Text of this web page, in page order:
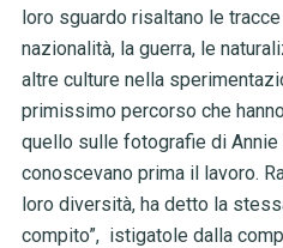
loro sguardo risaltano le
nazionalità, la guerra, le
altre culture nella
primissimo percorso che
quello sulle fotografie di
conoscevano prima il lavoro.
loro diversità, ha detto la
compito”, istigatole dalla